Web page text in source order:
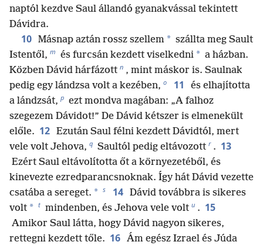
naptól kezdve Saul állandó gyanakvással tekintett
Dávidra.
10 Másnap aztán rossz szellem * szállta meg Sault
Istentől, m és furcsán kezdett viselkedni * a házban.
Közben Dávid hárfázott n , mint máskor is. Saulnak
pedig egy lándzsa volt a kezében, o 11
és elhajította
a lándzsát, p ezt mondva magában: „A falhoz
szegezem Dávidot!” De Dávid kétszer is elmenekült
előle. 12 Ezután Saul félni kezdett Dávidtól, mert
vele volt Jehova, q Saultól pedig eltávozott r . 13
Ezért Saul eltávolította őt a környezetéből, és
kinevezte ezredparancsnoknak. Így hát Dávid vezette
csatába a sereget. * s 14 Dávid továbbra is sikeres
volt * t mindenben, és Jehova vele volt u . 15
Amikor Saul látta, hogy Dávid nagyon sikeres,
rettegni kezdett tőle. 16 Ám egész Izrael és Júda